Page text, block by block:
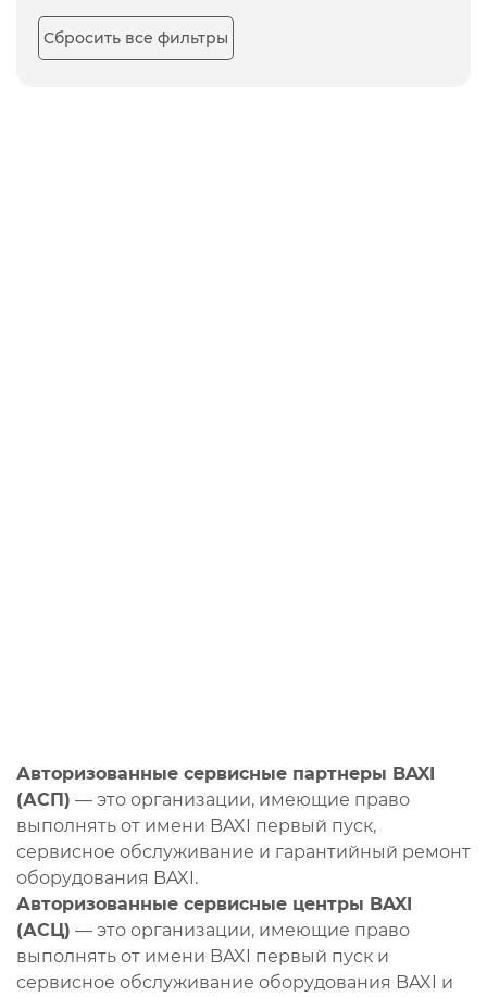
Сбросить все фильтры
Авторизованные сервисные партнеры BAXI
(АСП) — это организации, имеющие право
выполнять от имени BAXI первый пуск,
сервисное обслуживание и гарантийный ремонт
оборудования BAXI.
Авторизованные сервисные центры BAXI
(АСЦ) — это организации, имеющие право
выполнять от имени BAXI первый пуск и
сервисное обслуживание оборудования BAXI и